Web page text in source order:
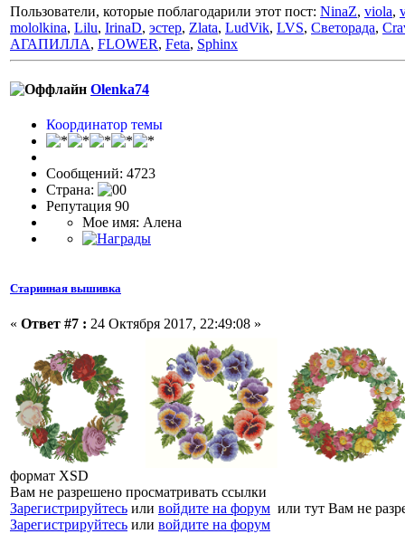
Пользователи, которые поблагодарили этот пост: NinaZ, viola,
mololkina, Lilu, IrinaD, эстер, Zlata, LudVik, LVS, Светорада,
АГАПИЛЛА, FLOWER, Feta, Sphinx
Olenka74
Координатор темы
Сообщений: 4723
Страна:
Репутация 90
Мое имя: Алена
Старинная вышивка
« Ответ #7 : 24 Октября 2017, 22:49:08 »
формат XSD
Вам не разрешено просматривать ссылки
Зарегистрируйтесь или войдите на форум или тут Вам не
Зарегистрируйтесь или войдите на форум